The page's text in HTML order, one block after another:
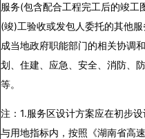
服务(包含配合工程完工后的竣工
(竣)工验收或发包人委托的其他
成当地政府职能部门的相关协调
划、住建、应急、安全、消防、
等。
注：1.服务区设计方案应在初步
与用地指标内，按照《湖南省高